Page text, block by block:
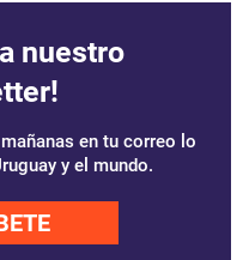
nuestro
en tu correo lo
y el mundo.